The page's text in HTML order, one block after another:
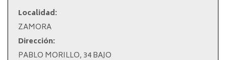
Localidad:
ZAMORA
Dirección:
PABLO MORILLO, 34 BAJO